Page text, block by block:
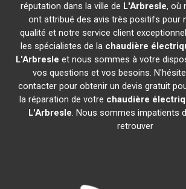
réputation dans la ville de L'Arbresle, où
ont attribué des avis très positifs pour
qualité et notre service client
les spécialistes de la chaudière
L'Arbresle et nous sommes à votre
vos questions et vos besoins.
contacter pour obtenir un devis gratuit
la réparation de votre chaudière
L'Arbresle. Nous sommes impatients
retrouver